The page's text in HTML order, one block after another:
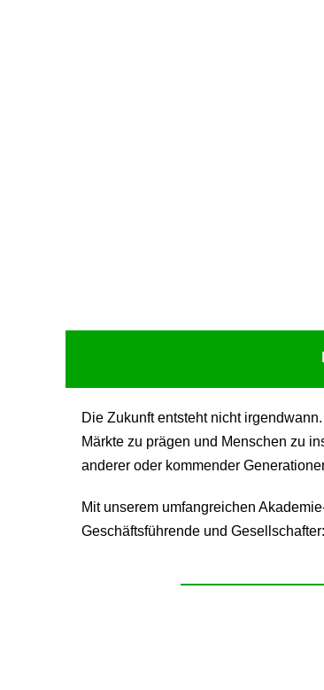
Die Zukunft entsteht nicht
Märkte zu prägen und Menschen zu
anderer oder kommender
Mit unserem umfangreichen
Geschäftsführende und